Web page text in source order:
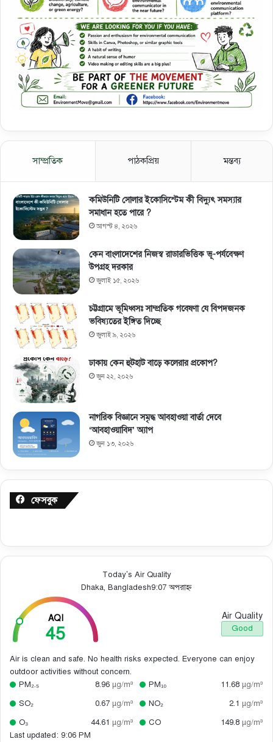
সাম্প্রতিক পাঠকপ্রিয় মন্তব্য
কমিউনিটি সোলার ইকোসিস্টেম কী বিদ্যুৎ সমস্যার
সমাধান হতে পারে ?
আগস্ট ৪, ২০২৬
কেন বাংলাদেশের নিজস্ব রাডারভিত্তিক ভূ-পর্যবেক্ষণ
উপগ্রহ দরকার
জুলাই ১৫, ২০২৬
চট্টগ্রামে ভূমিধ্বসঃ সাম্প্রতিক গবেষণা যে বিপদজনক
ভবিষ্যতের ইঙ্গিত দিচ্ছে
জুলাই ৯, ২০২৬
ঢাকায় কেন হুটহাট বাড়ে কলেরার প্রকোপ?
জুন ২২, ২০২৬
নাগরিক বিজ্ঞানে সমৃদ্ধ আবহাওয়া বার্তা দেবে
‘আবহাওয়াবিদ’ অ্যাপ
জুন ১৩, ২০২৬
ফেসবুক
Today’s Air Quality
Dhaka, Bangladesh9:07 অপরাহ্ন
AQI
45
Air Quality
Good
Air is clean and safe. No health risks expected. Everyone can enjoy
outdoor activities without concern.
PM₂.₅
8.96 µg/m³ PM₁₀ 11.68 µg/m³
SO₂
0.67 µg/m³ NO₂ 2.1 µg/m³
O₃
44.61 µg/m³ CO 149.8 µg/m³
Last updated: 9:06 PM